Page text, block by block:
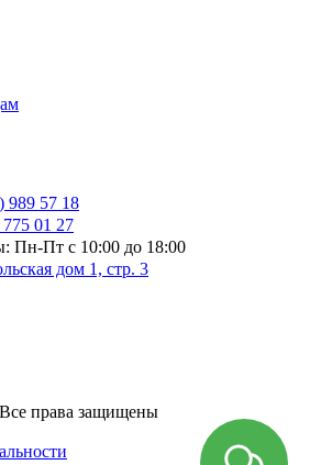
989 57 18
01 27
Пн-Пт с 10:00 до 18:00
дом 1, стр. 3
права защищены